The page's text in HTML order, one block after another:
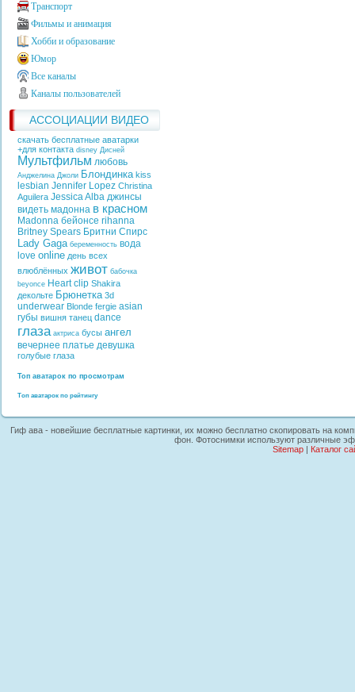
Транспорт
Фильмы и анимация
Хобби и образование
Юмор
Все каналы
Каналы пользователей
АССОЦИАЦИИ ВИДЕО
скачать бесплатные аватарки
+для контакта disney Дисней
Мультфильм любовь
Анджелина Джоли Блондинка kiss
lesbian Jennifer Lopez Christina
Aguilera Jessica Alba джинсы
видеть мадонна в красном
Madonna бейонсе rihanna
Britney Spears Бритни Спирс
Lady Gaga беременность вода
love online день всех
влюблённых живот бабочка
beyonce Heart clip Shakira
декольте Брюнетка 3d
underwear Blonde fergie asian
губы вишня танец dance
глаза актриса бусы ангел
вечернее платье девушка
голубые глаза
Топ аватарок по просмотрам
Топ аватарок по рейтингу
Гиф ава - новейшие бесплатные картинки, их можно бесплатно скопировать на
фон. Фотоснимки используют различные
Sitemap| Каталог